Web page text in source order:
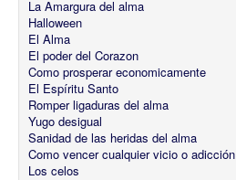
La Amargura del alma
Halloween
El Alma
El poder del Corazon
Como prosperar economicamente
El Espíritu Santo
Romper ligaduras del alma
Yugo desigual
Sanidad de las heridas del alma
Como vencer cualquier vicio o adicción
Los celos